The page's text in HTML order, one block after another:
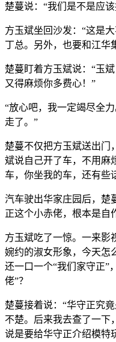
楚蔓说：“我们是不是应
方玉斌坐回沙发：“这是
丁总。另外，也要和江华
楚蔓盯着方玉斌说：“玉
又得麻烦你多费心！”
“放心吧，我一定竭尽全
走了。”
楚蔓不仅把方玉斌送出门
斌说自己开了车，不用麻
车，你坐我的车，还有些
汽车驶出华家庄园后，楚
正这个小赤佬，根本是自
方玉斌吃了一惊。一来影
婉约的淑女形象，今天怎
还一口一个“我们家守正”
佬”？
楚蔓接着说：“华守正究
不楚。后来我去查了一下
说是要给华守正介绍模特